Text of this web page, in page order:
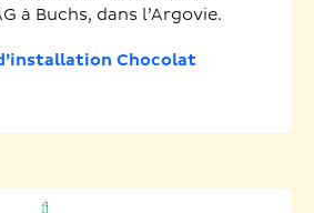
à Buchs, dans l’Argovie.
Chocolat